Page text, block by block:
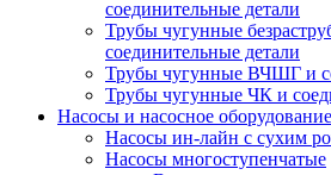
соединительные детали
Трубы чугунные
соединительные детали
Трубы чугунные ВЧШГ и
Трубы чугунные ЧК и
Насосы и насосное оборудование
Насосы ин-лайн с сухим
Насосы многоступенчатые